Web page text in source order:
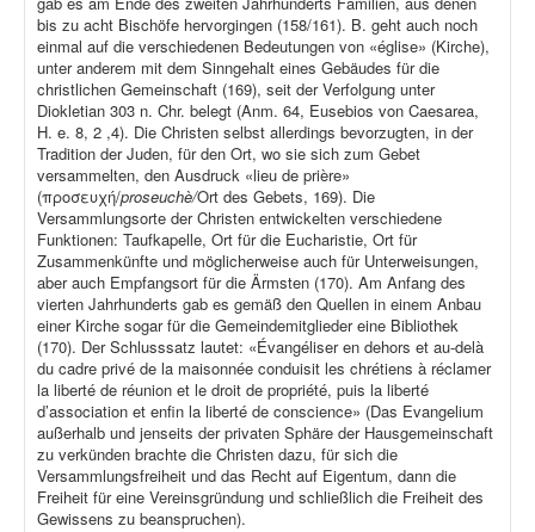
bis zu acht Bischöfe hervorgingen (158/161). B. geht auch noch
einmal auf die verschiedenen Bedeutungen von «église» (Kirche),
unter anderem mit dem Sinngehalt eines Gebäudes für die
christlichen Gemeinschaft (169), seit der Verfolgung unter
Diokletian 303 n. Chr. belegt (Anm. 64, Eusebios von Caesarea,
H. e. 8, 2 ,4). Die Christen selbst allerdings bevorzugten, in der
Tradition der Juden, für den Ort, wo sie sich zum Gebet
versammelten, den Ausdruck «lieu de prière»
(προσευχή/proseuchè/Ort des Gebets, 169). Die
Versammlungsorte der Christen entwickelten verschiedene
Funktionen: Taufkapelle, Ort für die Eucharistie, Ort für
Zusammenkünfte und möglicherweise auch für Unterweisungen,
aber auch Empfangsort für die Ärmsten (170). Am Anfang des
vierten Jahrhunderts gab es gemäß den Quellen in einem Anbau
einer Kirche sogar für die Gemeindemitglieder eine Bibliothek
(170). Der Schlusssatz lautet: «Évangéliser en dehors et au-delà
du cadre privé de la maisonnée conduisit les chrétiens à réclamer
la liberté de réunion et le droit de propriété, puis la liberté
d’association et enfin la liberté de conscience» (Das Evangelium
außerhalb und jenseits der privaten Sphäre der Hausgemeinschaft
zu verkünden brachte die Christen dazu, für sich die
Versammlungsfreiheit und das Recht auf Eigentum, dann die
Freiheit für eine Vereinsgründung und schließlich die Freiheit des
Gewissens zu beanspruchen).